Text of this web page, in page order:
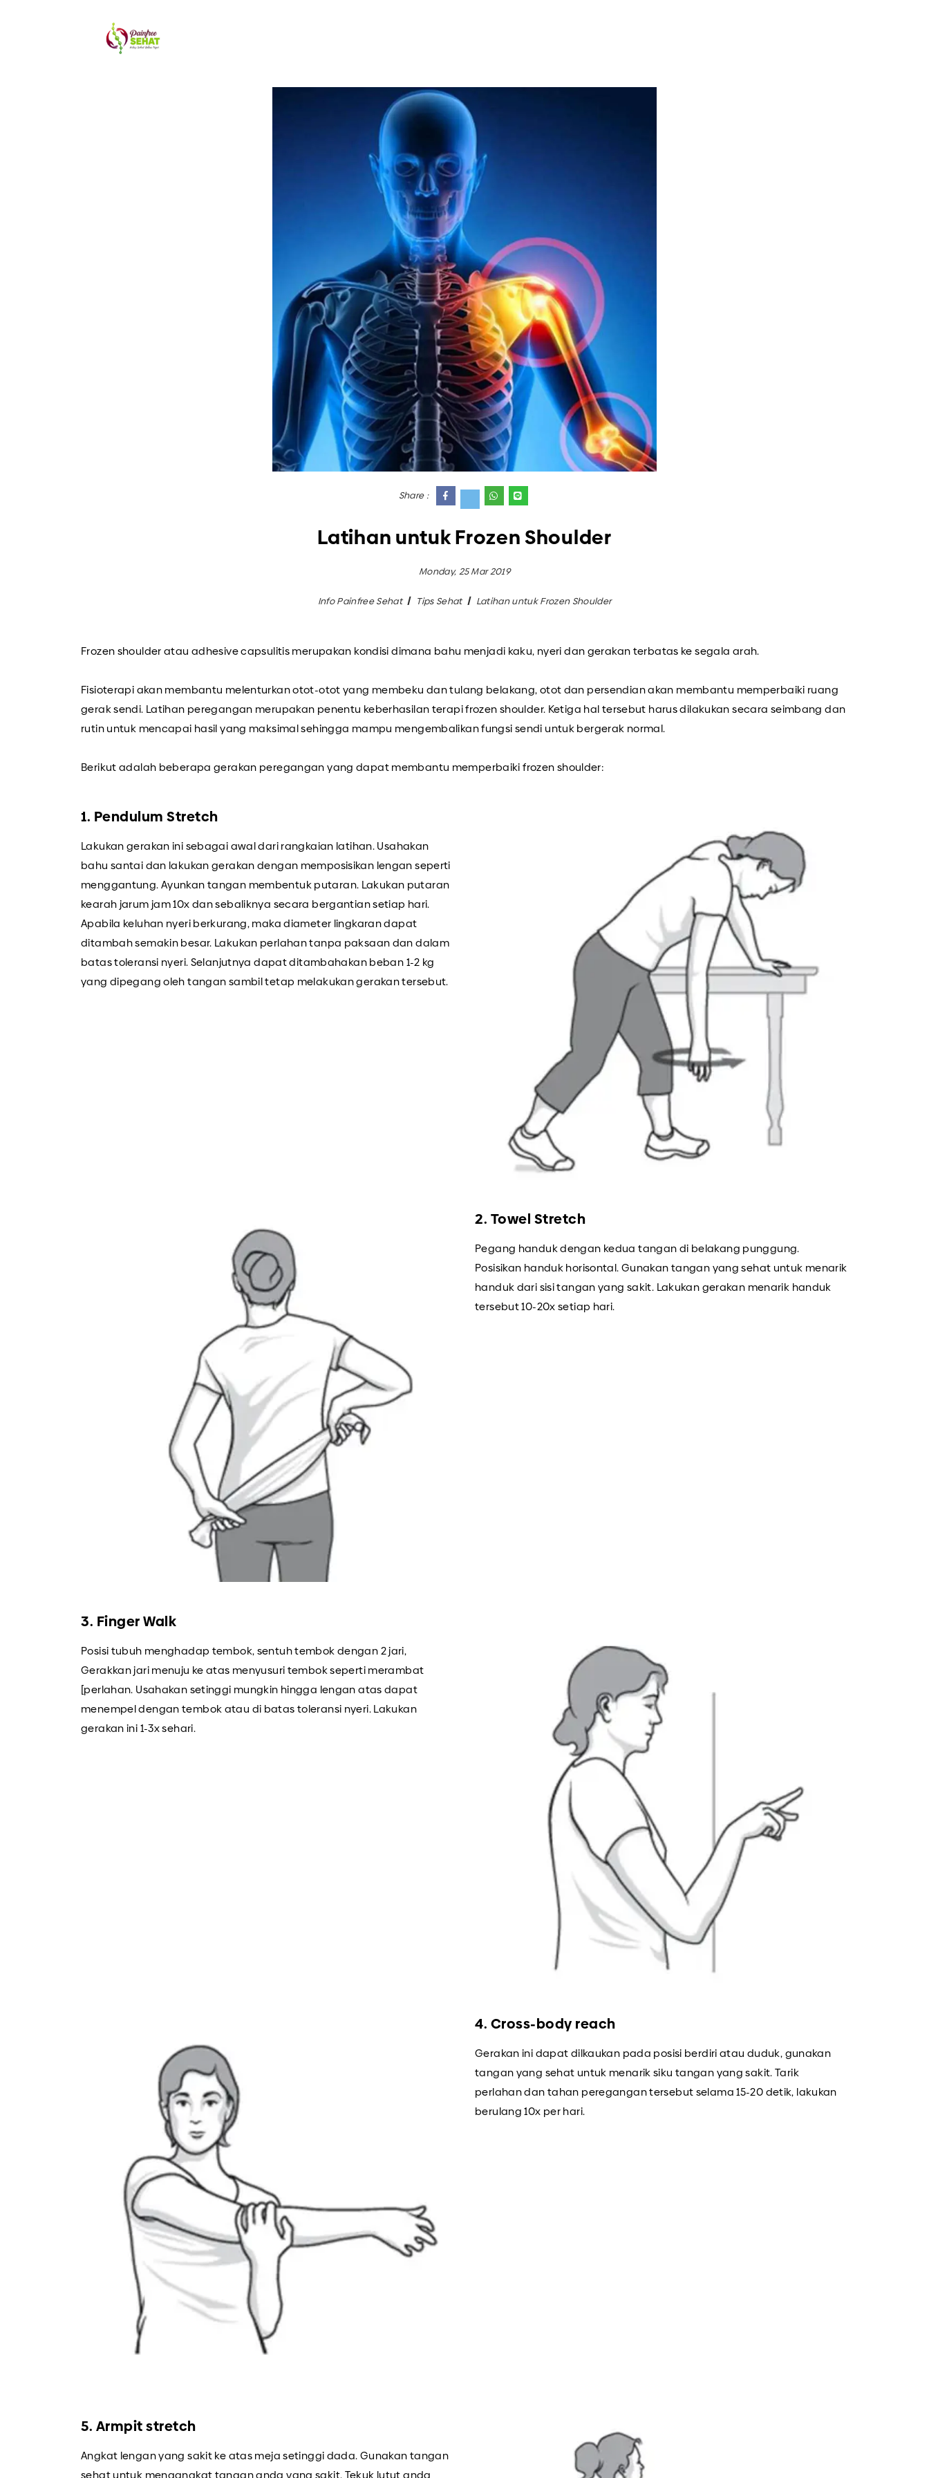
SEMUA LAYANAN PAINFREE SEHAT
Share :
Latihan untuk Frozen Shoulder
Monday, 25 Mar 2019
Info Painfree Sehat Tips Sehat Latihan untuk Frozen Shoulder
Frozen shoulder atau adhesive capsulitis merupakan kondisi dimana bahu menjadi kaku, nyeri dan gerakan terbatas ke segala arah.
Fisioterapi akan membantu melenturkan otot-otot yang membeku dan tulang belakang, otot dan persendian akan membantu memperbaiki ruang
gerak sendi. Latihan peregangan merupakan penentu keberhasilan terapi frozen shoulder. Ketiga hal tersebut harus dilakukan secara seimbang dan
rutin untuk mencapai hasil yang maksimal sehingga mampu mengembalikan fungsi sendi untuk bergerak normal.
Berikut adalah beberapa gerakan peregangan yang dapat membantu memperbaiki frozen shoulder:
1. Pendulum Stretch
Lakukan gerakan ini sebagai awal dari rangkaian latihan. Usahakan
bahu santai dan lakukan gerakan dengan memposisikan lengan seperti
menggantung. Ayunkan tangan membentuk putaran. Lakukan putaran
kearah jarum jam 10x dan sebaliknya secara bergantian setiap hari.
Apabila keluhan nyeri berkurang, maka diameter lingkaran dapat
ditambah semakin besar. Lakukan perlahan tanpa paksaan dan dalam
batas toleransi nyeri. Selanjutnya dapat ditambahakan beban 1-2 kg
yang dipegang oleh tangan sambil tetap melakukan gerakan tersebut.
2. Towel Stretch
Pegang handuk dengan kedua tangan di belakang punggung.
Posisikan handuk horisontal. Gunakan tangan yang sehat untuk menarik
handuk dari sisi tangan yang sakit. Lakukan gerakan menarik handuk
tersebut 10-20x setiap hari.
3. Finger Walk
Posisi tubuh menghadap tembok, sentuh tembok dengan 2 jari,
Gerakkan jari menuju ke atas menyusuri tembok seperti merambat
[perlahan. Usahakan setinggi mungkin hingga lengan atas dapat
menempel dengan tembok atau di batas toleransi nyeri. Lakukan
gerakan ini 1-3x sehari.
4. Cross-body reach
Gerakan ini dapat dilkaukan pada posisi berdiri atau duduk, gunakan
tangan yang sehat untuk menarik siku tangan yang sakit. Tarik
perlahan dan tahan peregangan tersebut selama 15-20 detik, lakukan
berulang 10x per hari.
5. Armpit stretch
Angkat lengan yang sakit ke atas meja setinggi dada. Gunakan tangan
sehat untuk mengangkat tangan anda yang sakit. Tekuk lutut anda